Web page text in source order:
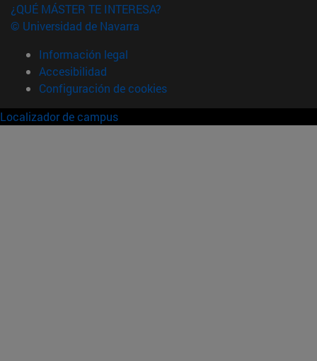
¿QUÉ MÁSTER TE INTERESA?
© Universidad de Navarra
Información legal
Accesibilidad
Configuración de cookies
Localizador de campus